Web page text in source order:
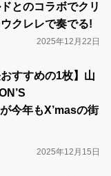
とのコラボでクリ
クレレで奏でる!
2025年12月22日
おすすめの1枚】山
今年もX’masの街
2025年12月15日